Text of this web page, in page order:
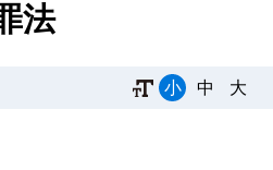
法
小 中 大